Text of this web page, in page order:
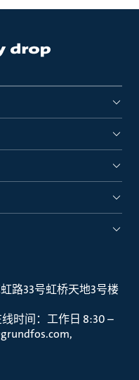
路33号虹桥天地3号楼
时间：工作日 8:30 –